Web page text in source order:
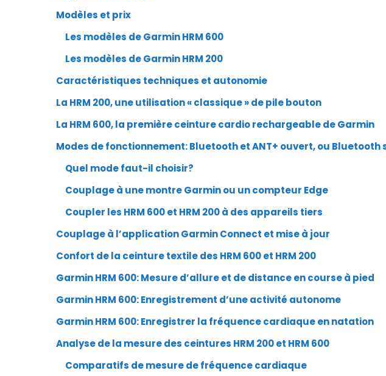
Modèles et prix
Les modèles de Garmin HRM 600
Les modèles de Garmin HRM 200
Caractéristiques techniques et autonomie
La HRM 200, une utilisation « classique » de pile bouton
La HRM 600, la première ceinture cardio rechargeable de Garmin
Modes de fonctionnement: Bluetooth et ANT+ ouvert, ou Bluetooth
Quel mode faut-il choisir?
Couplage à une montre Garmin ou un compteur Edge
Coupler les HRM 600 et HRM 200 à des appareils tiers
Couplage à l’application Garmin Connect et mise à jour
Confort de la ceinture textile des HRM 600 et HRM 200
Garmin HRM 600: Mesure d’allure et de distance en course à pied
Garmin HRM 600: Enregistrement d’une activité autonome
Garmin HRM 600: Enregistrer la fréquence cardiaque en natation
Analyse de la mesure des ceintures HRM 200 et HRM 600
Comparatifs de mesure de fréquence cardiaque